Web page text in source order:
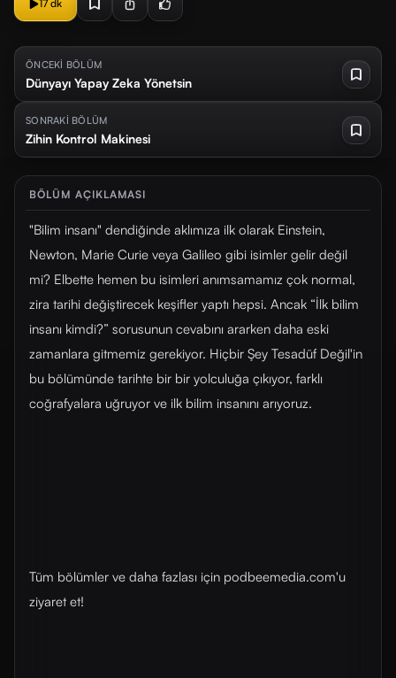
17 dk
ÖNCEKİ BÖLÜM
Dünyayı Yapay Zeka Yönetsin
SONRAKİ BÖLÜM
Zihin Kontrol Makinesi
BÖLÜM AÇIKLAMASI
"Bilim insanı" dendiğinde aklımıza ilk olarak Einstein,
Newton, Marie Curie veya Galileo gibi isimler gelir değil
mi? Elbette hemen bu isimleri anımsamamız çok normal,
zira tarihi değiştirecek keşifler yaptı hepsi. Ancak “İlk bilim
insanı kimdi?” sorusunun cevabını ararken daha eski
zamanlara gitmemiz gerekiyor. Hiçbir Şey Tesadüf Değil'in
bu bölümünde tarihte bir bir yolculuğa çıkıyor, farklı
coğrafyalara uğruyor ve ilk bilim insanını arıyoruz.
Tüm bölümler ve daha fazlası için ⁠⁠podbeemedia.com⁠⁠'u
ziyaret et!